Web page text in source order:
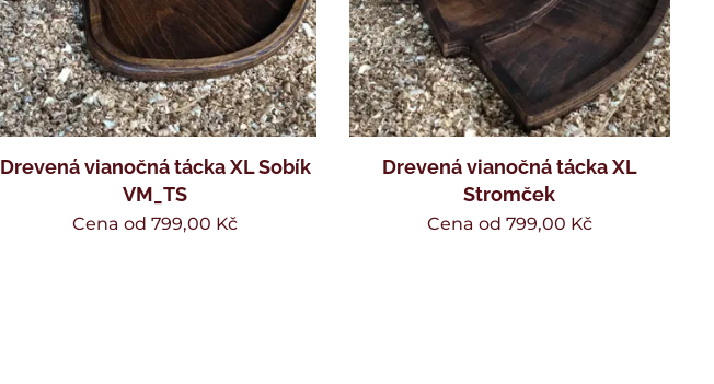
Drevená vianočná tácka XL Sobík
VM_TS
Cena od799,00 Kč
Drevená vianočná tácka XL
Stromček
Cena od 799,00 Kč